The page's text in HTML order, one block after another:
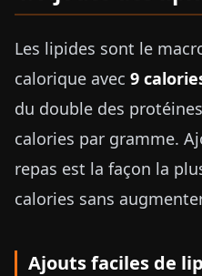
Les lipides sont le
calorique avec 9
du double des
calories par gramme.
repas est la façon la
calories sans
Ajouts faciles de